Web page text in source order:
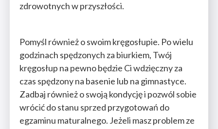
zdrowotnych w przyszłości.
Pomyśl również o swoim kręgosłupie. Po wielu
godzinach spędzonych za biurkiem, Twój
kręgosłup na pewno będzie Ci wdzięczny za
czas spędzony na basenie lub na gimnastyce.
Zadbaj również o swoją kondycję i pozwól sobie
wrócić do stanu sprzed przygotowań do
egzaminu maturalnego. Jeżeli masz problem ze